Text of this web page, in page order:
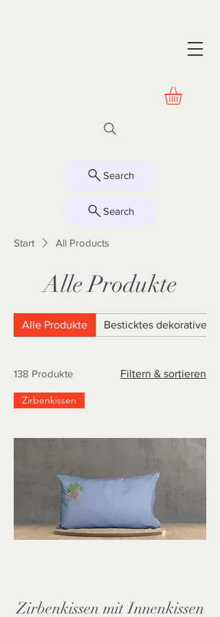
Search
Search
Start All Products
Alle Produkte
Alle Produkte Besticktes dekoratives
138 Produkte Filtern & sortieren
Zirbenkissen
Zirbenkissen mit Innenkissen